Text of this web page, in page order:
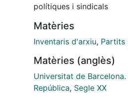
polítiques i sindicals
Matèries
Inventaris d'arxiu, Partits
Matèries (anglès)
Universitat de
República, Segle XX